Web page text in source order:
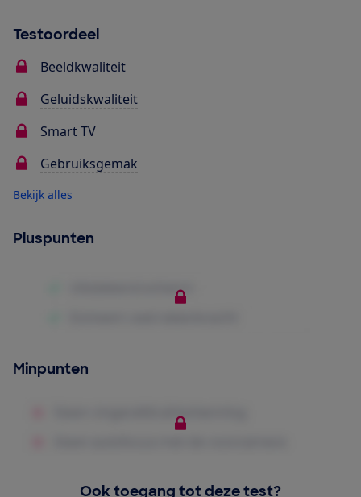
Testoordeel
Beeldkwaliteit
Geluidskwaliteit
Smart TV
Gebruiksgemak
Bekijk alles
Pluspunten
Minpunten
Ook toegang tot deze test?